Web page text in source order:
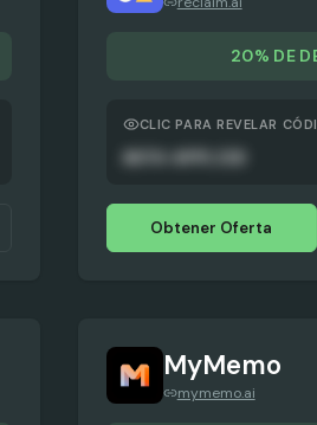
20% DE
CLIC PARA REVELAR
Obtener Oferta
MyMemo
mymemo.ai